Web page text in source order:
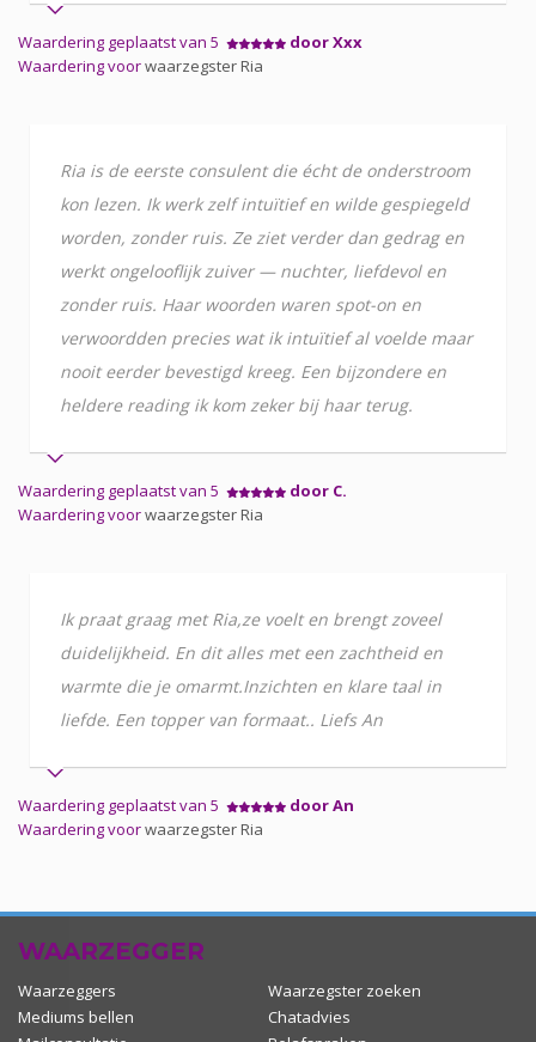
Waardering geplaatst van 5
door Xxx
Waardering voorwaarzegster Ria
Ria is de eerste consulent die écht de onderstroom
kon lezen. Ik werk zelf intuïtief en wilde gespiegeld
worden, zonder ruis. Ze ziet verder dan gedrag en
werkt ongelooflijk zuiver — nuchter, liefdevol en
zonder ruis. Haar woorden waren spot-on en
verwoordden precies wat ik intuïtief al voelde maar
nooit eerder bevestigd kreeg. Een bijzondere en
heldere reading ik kom zeker bij haar terug.
Waardering geplaatst van 5
door C.
Waardering voorwaarzegster Ria
Ik praat graag met Ria,ze voelt en brengt zoveel
duidelijkheid. En dit alles met een zachtheid en
warmte die je omarmt.Inzichten en klare taal in
liefde. Een topper van formaat.. Liefs An
Waardering geplaatst van 5
door An
Waardering voorwaarzegster Ria
WAARZEGGER
Waarzeggers
Waarzegster zoeken
Mediums bellen
Chatadvies